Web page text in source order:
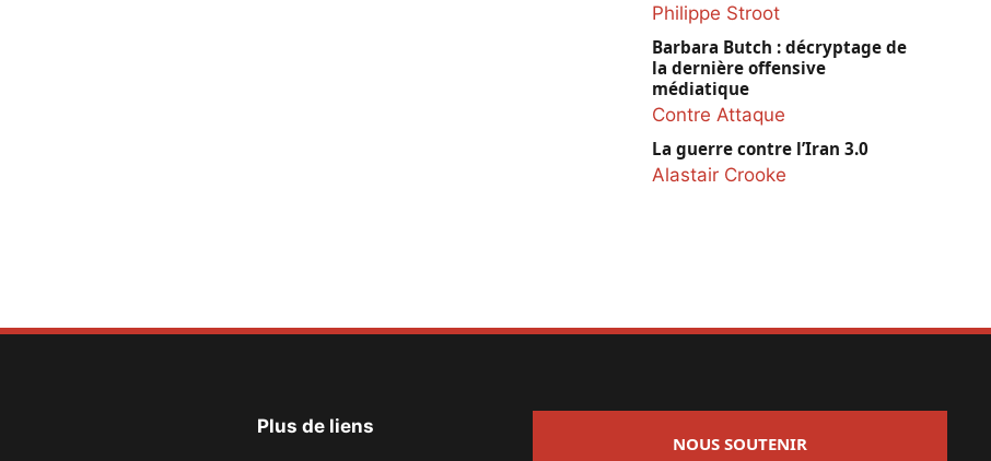
Philippe Stroot
Barbara Butch : décryptage de
la dernière offensive
médiatique
Contre Attaque
La guerre contre l’Iran 3.0
Alastair Crooke
Plus de liens
NOUS SOUTENIR